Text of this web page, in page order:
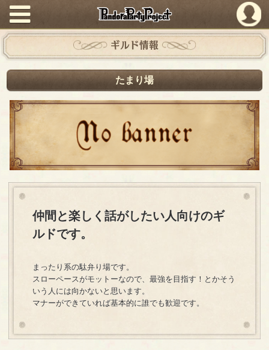
PandoraPartyProject
ギルド情報
たまり場
仲間と楽しく話がしたい人向けのギ
ルドです。
まったり系の駄弁り場です。
スローペースがモットーなので、最強を目指す！とかそう
いう人には向かないと思います。
マナーができていれば基本的に誰でも歓迎です。